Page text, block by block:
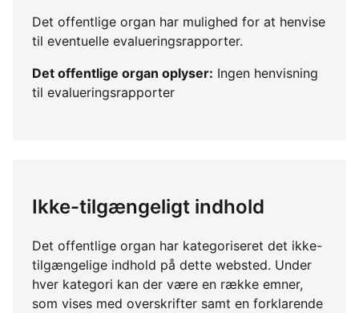
Det offentlige organ har mulighed for at henvise
til eventuelle evalueringsrapporter.
Det offentlige organ oplyser: Ingen henvisning
til evalueringsrapporter
Ikke-tilgængeligt indhold
Det offentlige organ har kategoriseret det ikke-
tilgængelige indhold på dette websted. Under
hver kategori kan der være en række emner,
som vises med overskrifter samt en forklarende